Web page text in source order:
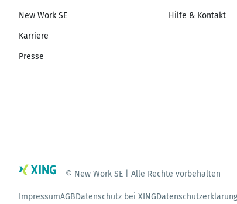
New Work SE
Karriere
Presse
Hilfe & Kontakt
© New Work SE | Alle Rechte vorbehalten
ImpressumAGBDatenschutz bei XINGDatenschutzerklärung